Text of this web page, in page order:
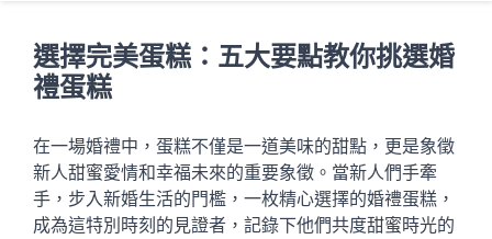
幫助中心
關於我們
註冊/登入
選擇完美蛋糕：五大要點教你挑選婚
禮蛋糕
在一場婚禮中，蛋糕不僅是一道美味的甜點，更是象徵
新人甜蜜愛情和幸福未來的重要象徵。當新人們手牽
手，步入新婚生活的門檻，一枚精心選擇的婚禮蛋糕，
成為這特別時刻的見證者，記錄下他們共度甜蜜時光的